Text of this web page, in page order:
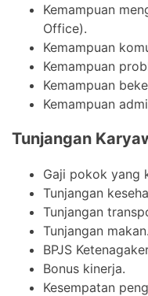
Kemampuan
Office).
Kemampuan
Kemampuan
Kemampuan
Kemampuan
Tunjangan
Gaji pokok yang
Tunjangan
Tunjangan
Tunjangan makan.
BPJS
Bonus kinerja.
Kesempatan